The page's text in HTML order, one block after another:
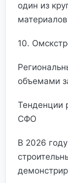
один из
10.
объемами
Тенденции
СФО
В 2026